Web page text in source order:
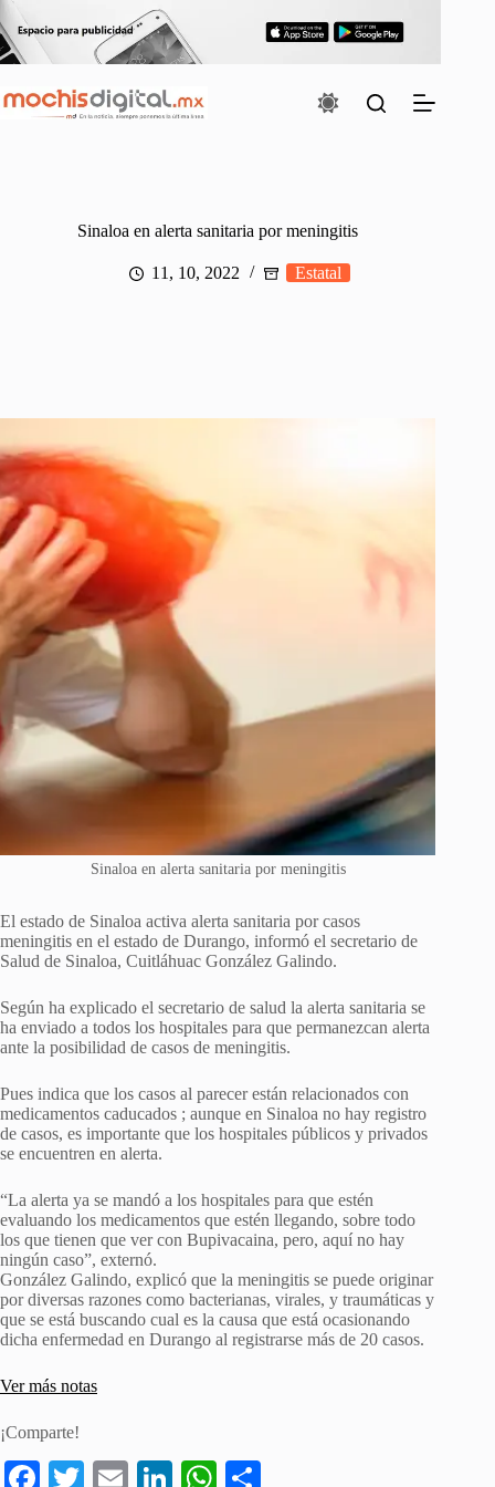
Saltar
al
contenido
Sinaloa en alerta sanitaria por meningitis
11, 10, 2022 Estatal
Sinaloa en alerta sanitaria por meningitis
El estado de Sinaloa activa alerta sanitaria por casos
meningitis en el estado de Durango, informó el secretario de
Salud de Sinaloa, Cuitláhuac González Galindo.
Según ha explicado el secretario de salud la alerta sanitaria se
ha enviado a todos los hospitales para que permanezcan alerta
ante la posibilidad de casos de meningitis.
Pues indica que los casos al parecer están relacionados con
medicamentos caducados ; aunque en Sinaloa no hay registro
de casos, es importante que los hospitales públicos y privados
se encuentren en alerta.
“La alerta ya se mandó a los hospitales para que estén
evaluando los medicamentos que estén llegando, sobre todo
los que tienen que ver con Bupivacaina, pero, aquí no hay
ningún caso”, externó.
González Galindo, explicó que la meningitis se puede originar
por diversas razones como bacterianas, virales, y traumáticas y
que se está buscando cual es la causa que está ocasionando
dicha enfermedad en Durango al registrarse más de 20 casos.
Ver más notas
¡Comparte!
Fa T
E
Li
W